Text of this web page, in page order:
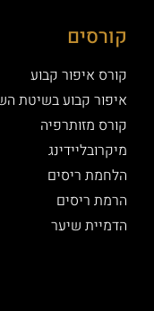
קורסים
קורס איפור קבוע
איפור קבוע בשיטת
קורס מזותרפיה
מיקרובליידינג
הלחמת ריסים
הרמת ריסים
הדמיית שיער